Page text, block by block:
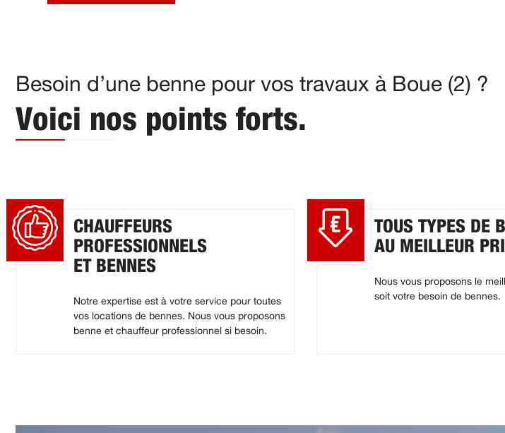
Besoin d’une benne pour vos travaux à Boue (2) ?
Voici nos points forts.
CHAUFFEURS
PROFESSIONNELS
ET BENNES
Notre expertise est à votre service pour toutes
vos locations de bennes. Nous vous proposons
benne et chauffeur professionnel si besoin.
TOUS TYPES DE
AU MEILLEUR
Nous vous proposons le
soit votre besoin de bennes.